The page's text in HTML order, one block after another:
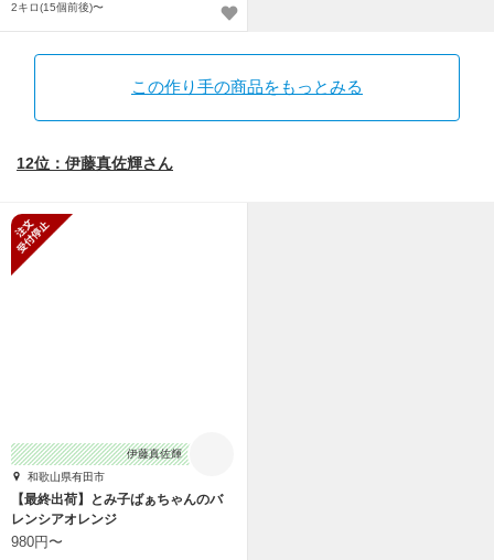
2キロ(15個前後)〜
この作り手の商品をもっとみる
12位：伊藤真佐輝さん
伊藤真佐輝
和歌山県有田市
【最終出荷】とみ子ばぁちゃんのバ
レンシアオレンジ
980円〜